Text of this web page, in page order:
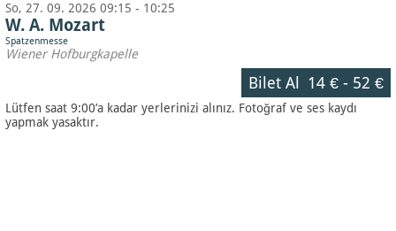
So, 27. 09. 2026 09:15 - 10:25
W. A. Mozart
Spatzenmesse
Wiener Hofburgkapelle
Bilet Al 14 €- 52 €
Lütfen saat 9:00’a kadar yerlerinizi alınız. Fotoğraf ve ses kaydı
yapmak yasaktır.